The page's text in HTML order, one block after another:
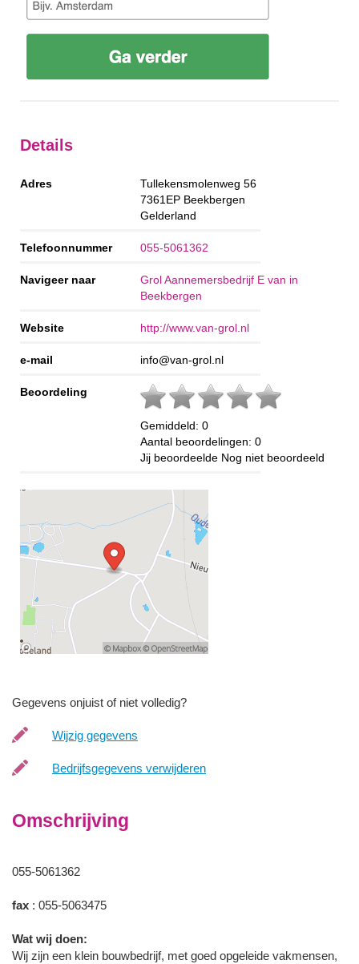
Details
Adres
Tullekensmolenweg 56
7361EP Beekbergen
Gelderland
Telefoonnummer 055-5061362
Navigeer naar
Grol Aannemersbedrijf E van in
Beekbergen
Website http://www.van-grol.nl
e-mail info@van-grol.nl
Beoordeling
Gemiddeld: 0
Aantal beoordelingen: 0
Jij beoordeelde Nog niet beoordeeld
Gegevens onjuist of niet volledig?
Wijzig gegevens
Bedrijfsgegevens verwijderen
Omschrijving
055-5061362
fax : 055-5063475
Wat wij doen:
Wij zijn een klein bouwbedrijf, met goed opgeleide vakmensen,